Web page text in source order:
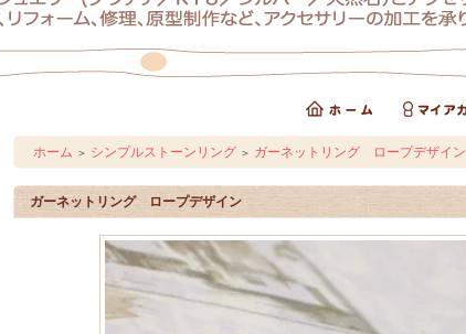
ホーム ＞ シンプルストーンリング ＞ ガーネットリング ロープデザイン
ガーネットリング ロープデザイン